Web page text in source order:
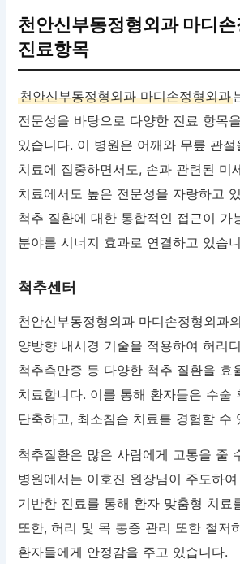
천안신부동정형외과 마디
진료항목
천안신부동정형외과 마디손정형외과
전문성을 바탕으로 다양한 진료 항목
있습니다. 이 병원은 어깨와 무릎 관절
치료에 집중하면서도, 손과 관련된 미
치료에서도 높은 전문성을 자랑하고
척추 질환에 대한 통합적인 접근이 가
분야를 시너지 효과로 연결하고 있습
척추센터
천안신부동정형외과 마디손정형외과의
양방향 내시경 기술을 적용하여 허리
척추측만증 등 다양한 척추 질환을 효
치료합니다. 이를 통해 환자들은 수술
단축하고, 최소침습 치료를 경험할 수
척추질환은 많은 사람에게 고통을 줄
병원에서는 이호진 원장님이 주도하
기반한 진료를 통해 환자 맞춤형 치료
또한, 허리 및 목 통증 관리 또한 철저
환자들에게 안정감을 주고 있습니다.